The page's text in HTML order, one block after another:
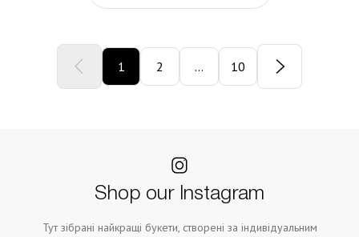
1 2 ... 10
Shop our Instagram
Тут зібрані найкращі букети, створені за індивідуальним